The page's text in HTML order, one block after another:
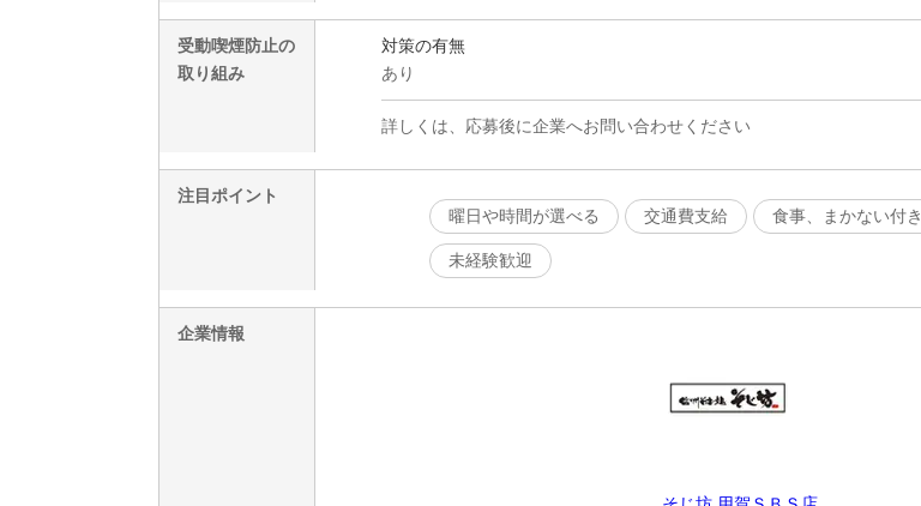
受動喫煙防止の
取り組み
対策の有無
あり
詳しくは、応募後に企業へお問い合わせください
注目ポイント
曜日や時間が選べる
交通費支給 食事、まかない付き
未経験歓迎
企業情報